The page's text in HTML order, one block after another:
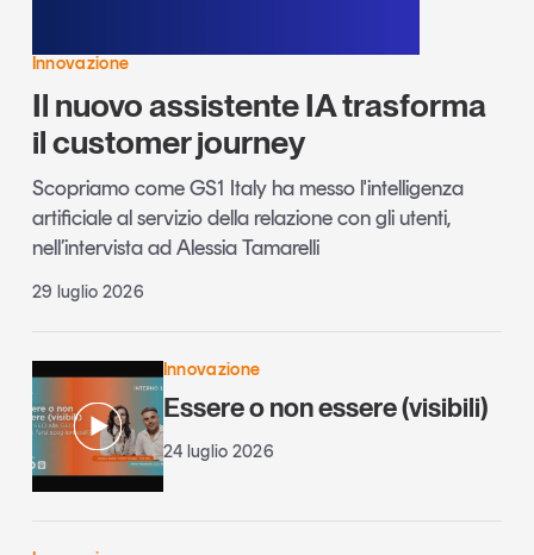
Innovazione
Il nuovo assistente IA trasforma
il customer journey
Scopriamo come GS1 Italy ha messo l'intelligenza
artificiale al servizio della relazione con gli utenti,
nell’intervista ad Alessia Tamarelli
29 luglio 2026
Innovazione
Essere o non essere (visibili)
24 luglio 2026